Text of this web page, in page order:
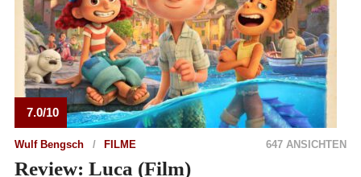
7.0/10
Wulf Bengsch FILME 647 ANSICHTEN
Review: Luca (Film)